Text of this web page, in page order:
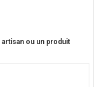
ou un produit